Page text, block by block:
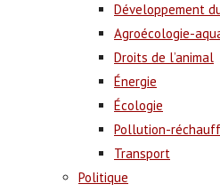
Développement
Agroécologie-
Droits de l’animal
Énergie
Écologie
Pollution-
Transport
Politique